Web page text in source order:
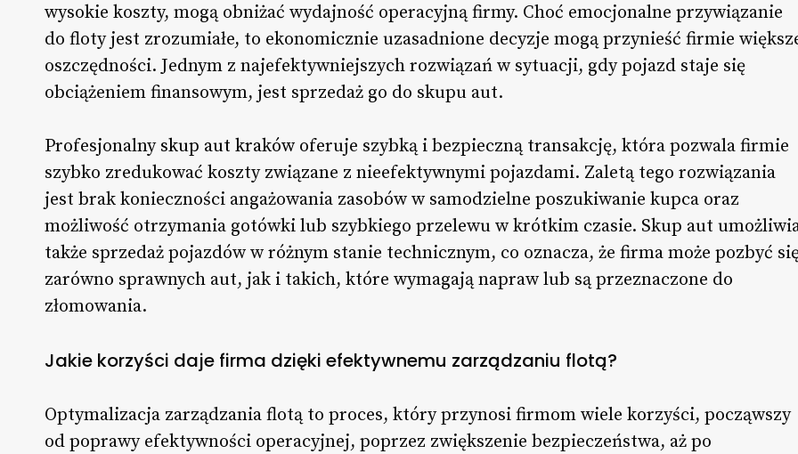
wysokie koszty, mogą obniżać wydajność operacyjną firmy. Choć emocjonalne przywiązanie
do floty jest zrozumiałe, to ekonomicznie uzasadnione decyzje mogą przynieść firmie
oszczędności. Jednym z najefektywniejszych rozwiązań w sytuacji, gdy pojazd staje się
obciążeniem finansowym, jest sprzedaż go do skupu aut.
Profesjonalny skup aut kraków oferuje szybką i bezpieczną transakcję, która pozwala firmie
szybko zredukować koszty związane z nieefektywnymi pojazdami. Zaletą tego rozwiązania
jest brak konieczności angażowania zasobów w samodzielne poszukiwanie kupca oraz
możliwość otrzymania gotówki lub szybkiego przelewu w krótkim czasie. Skup aut
także sprzedaż pojazdów w różnym stanie technicznym, co oznacza, że firma może pozbyć
zarówno sprawnych aut, jak i takich, które wymagają napraw lub są przeznaczone do
złomowania.
Jakie korzyści daje firma dzięki efektywnemu zarządzaniu flotą?
Optymalizacja zarządzania flotą to proces, który przynosi firmom wiele korzyści, począwszy
od poprawy efektywności operacyjnej, poprzez zwiększenie bezpieczeństwa, aż po